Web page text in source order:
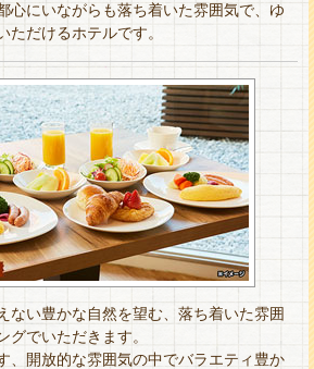
心にいながらも落ち着いた雰囲気で、ゆ
ただけるホテルです。
ない豊かな自然を望む、落ち着いた雰囲
グでいただきます。
、開放的な雰囲気の中でバラエティ豊か